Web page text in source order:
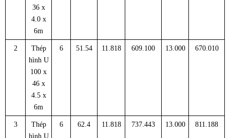
36 x
4.0 x
6m
2
Thép
hình U
100 x
46 x
4.5 x
6m
6 51.54 11.818 609.100 13.000 670.010
3
Thép
hình U
6 62.4 11.818 737.443 13.000 811.188